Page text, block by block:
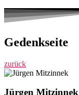
Gedenkseite
zurück
Jürgen Mitzinnek